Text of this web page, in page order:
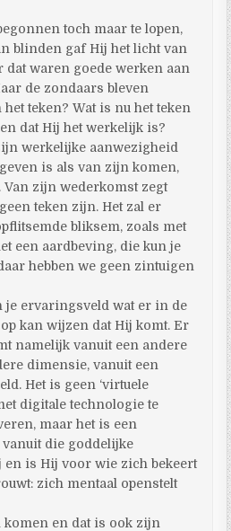
toch maar te lopen,
blinden gaf Hij het licht van
dat waren goede werken aan
de zondaars bleven
teken? Wat is nu het teken
dat Hij het werkelijk is?
werkelijke aanwezigheid
is als van zijn komen,
zijn wederkomst zegt
teken zijn. Het zal er
bliksem, zoals met
een aardbeving, die kun je
hebben we geen zintuigen
je ervaringsveld wat er in de
kan wijzen dat Hij komt. Er
namelijk vanuit een andere
dimensie, vanuit een
Het is geen ‘virtuele
digitale technologie te
maar het is een
die goddelijke
is Hij voor wie zich bekeert
zich mentaal openstelt
en dat is ook zijn